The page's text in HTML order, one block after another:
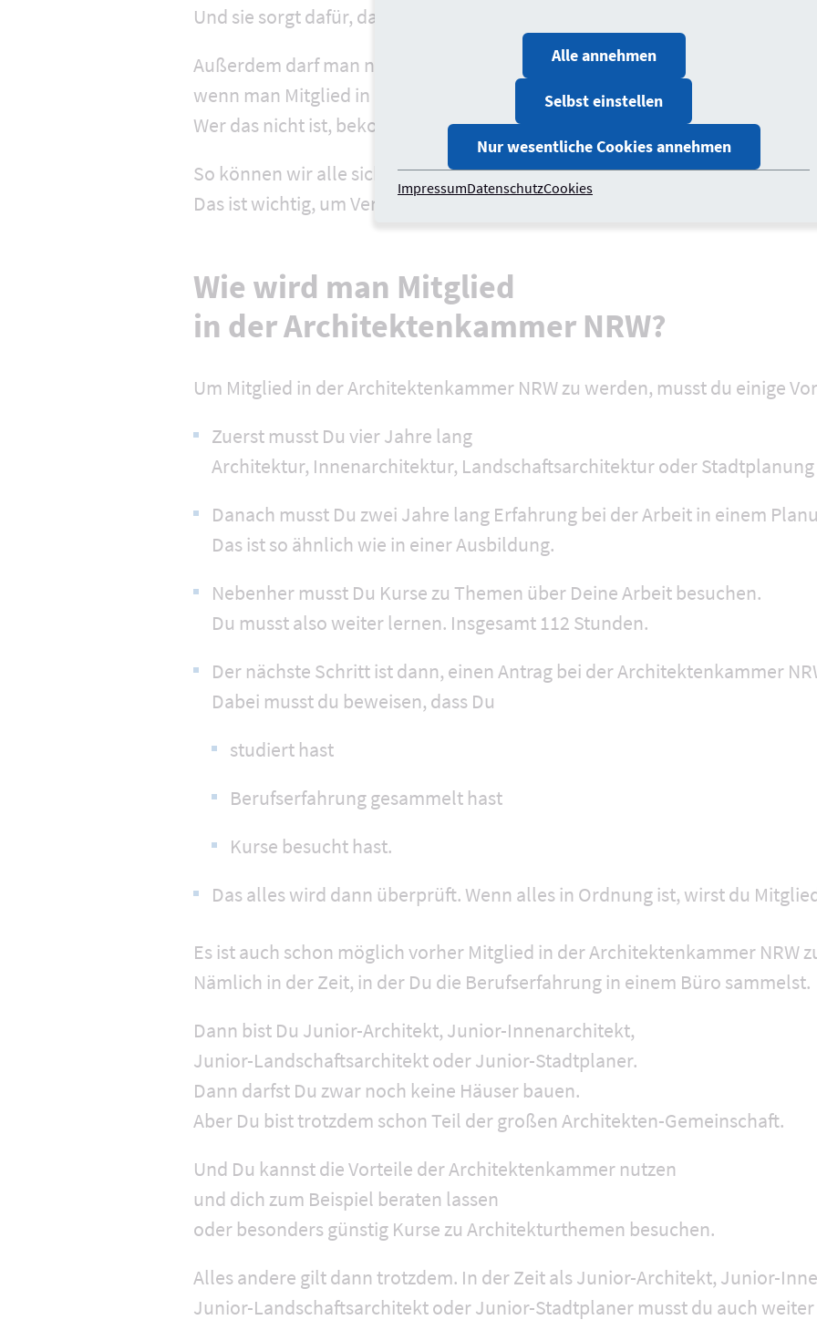
Und sie sorgt dafür, dass die Gebäude, die gebaut werden, sicher und
Außerdem darf man nur dann offiziell als Architekt arbeiten und zum
wenn man Mitglied in der Architektenkammer NRW ist.
Wer das nicht ist, bekommt keine Erlaubnis, ein Haus zu bauen.
So können wir alle sicher sein, dass Architekten verantwortungsvoll handeln.
Das ist wichtig, um Vertrauen bei den Kunden und in der Gesellschaft zu
Wie wird man Mitglied
in der Architektenkammer NRW?
Um Mitglied in der Architektenkammer NRW zu werden, musst du einige
Zuerst musst Du vier Jahre lang
Architektur, Innenarchitektur, Landschaftsarchitektur oder
Danach musst Du zwei Jahre lang Erfahrung bei der Arbeit in einem
Das ist so ähnlich wie in einer Ausbildung.
Nebenher musst Du Kurse zu Themen über Deine Arbeit besuchen.
Du musst also weiter lernen. Insgesamt 112 Stunden.
Der nächste Schritt ist dann, einen Antrag bei der Architektenkammer
Dabei musst du beweisen, dass Du
studiert hast
Berufserfahrung gesammelt hast
Kurse besucht hast.
Das alles wird dann überprüft. Wenn alles in Ordnung ist, wirst du
Es ist auch schon möglich vorher Mitglied in der Architektenkammer NRW
Nämlich in der Zeit, in der Du die Berufserfahrung in einem Büro sammelst.
Dann bist Du Junior-Architekt, Junior-Innenarchitekt,
Junior-Landschaftsarchitekt oder Junior-Stadtplaner.
Dann darfst Du zwar noch keine Häuser bauen.
Aber Du bist trotzdem schon Teil der großen Architekten-Gemeinschaft.
Und Du kannst die Vorteile der Architektenkammer nutzen
und dich zum Beispiel beraten lassen
oder besonders günstig Kurse zu Architekturthemen besuchen.
Alles andere gilt dann trotzdem. In der Zeit als Junior-Architekt, Junior-
Junior-Landschaftsarchitekt oder Junior-Stadtplaner musst du auch
Alle annehmen
Selbst einstellen
Nur wesentliche Cookies annehmen
ImpressumDatenschutzCookies